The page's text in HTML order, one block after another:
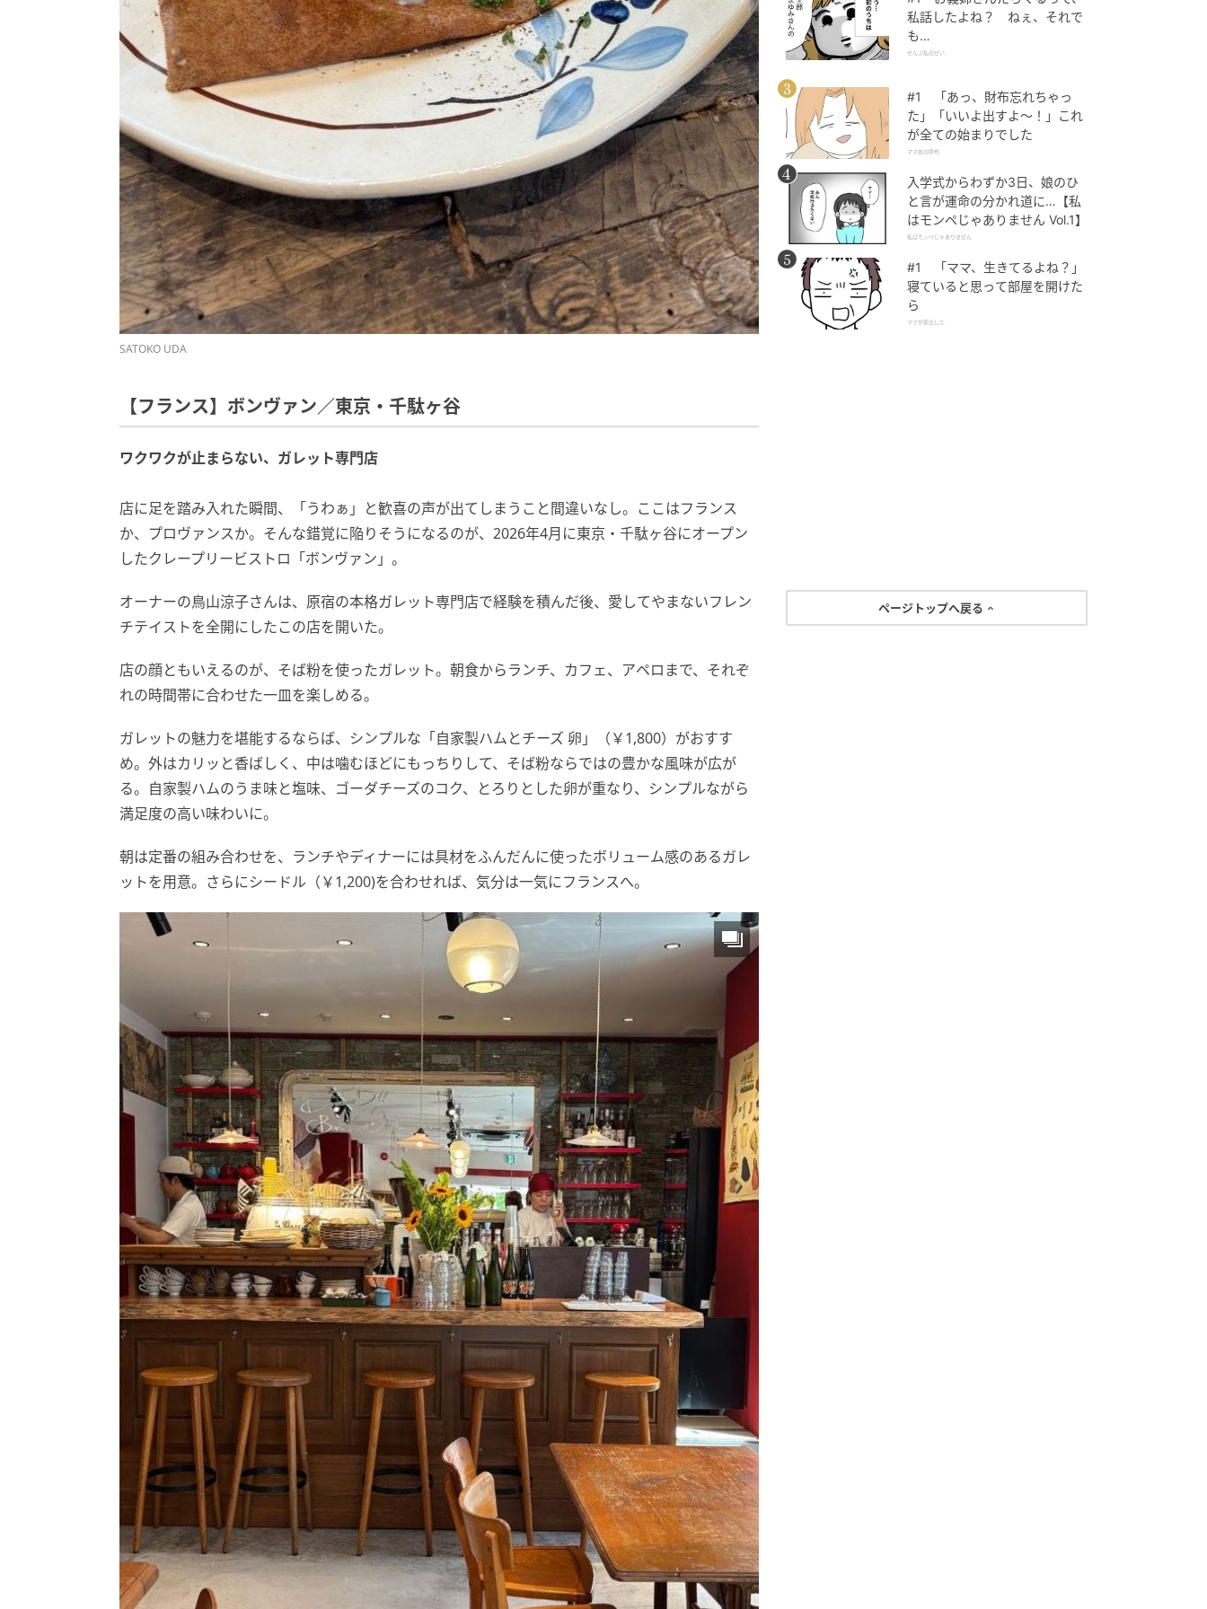
SATOKO UDA
【フランス】ボンヴァン／東京・千駄ヶ谷
ワクワクが止まらない、ガレット専門店
店に足を踏み入れた瞬間、「うわぁ」と歓喜の声が出てしまうこと間違いなし。ここはフランス
か、プロヴァンスか。そんな錯覚に陥りそうになるのが、2026年4月に東京・千駄ヶ谷にオープン
したクレープリービストロ「ボンヴァン」。
オーナーの鳥山涼子さんは、原宿の本格ガレット専門店で経験を積んだ後、愛してやまないフレン
チテイストを全開にしたこの店を開いた。
店の顔ともいえるのが、そば粉を使ったガレット。朝食からランチ、カフェ、アペロまで、それぞ
れの時間帯に合わせた一皿を楽しめる。
ガレットの魅力を堪能するならば、シンプルな「自家製ハムとチーズ 卵」（￥1,800）がおすす
め。外はカリッと香ばしく、中は噛むほどにもっちりして、そば粉ならではの豊かな風味が広が
る。自家製ハムのうま味と塩味、ゴーダチーズのコク、とろりとした卵が重なり、シンプルながら
満足度の高い味わいに。
朝は定番の組み合わせを、ランチやディナーには具材をふんだんに使ったボリューム感のあるガレ
ットを用意。さらにシードル（￥1,200)を合わせれば、気分は一気にフランスへ。
私話したよね？ ねぇ、それで
も…
ぜんぶ私のせい
#1 「あっ、財布忘れちゃっ
た」「いいよ出すよ〜！」これ
が全ての始まりでした
ママ友の財布
入学式からわずか3日、娘のひ
と言が運命の分かれ道に…【私
はモンペじゃありません Vol.1】
私はモンペじゃありません
#1 「ママ、生きてるよね？」
寝ていると思って部屋を開けた
ら
ママが家出した
ページトップへ戻る